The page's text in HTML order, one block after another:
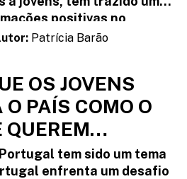
positivas no
na cultura financeira das
Patrícia Barão
OS JOVENS
PAÍS COMO O
QUEREM
SUAS VIDAS
tem sido um tema
enfrenta um desafio